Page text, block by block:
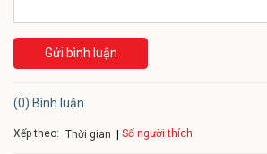
Gửi bình luận
(0) Bình luận
Xếp theo: Thời gian Số người thích